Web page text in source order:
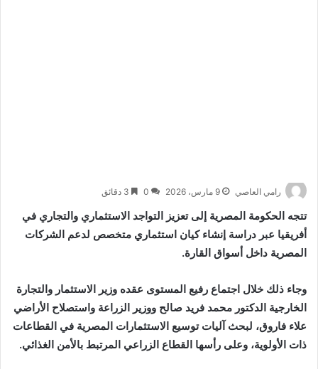
رامي العاصي 9 مارس، 2026 0
تتجه الحكومة المصرية إلى تعزيز التواجد الاستثماري والتجاري في
أفريقيا عبر دراسة إنشاء كيان استثماري متخصص لدعم الشركات
المصرية داخل أسواق القارة.
وجاء ذلك خلال اجتماع رفيع المستوى عقده وزير الاستثمار والتجارة
الخارجية الدكتور محمد فريد صالح ووزير الزراعة واستصلاح الأراضي
علاء فاروق، لبحث آليات توسيع الاستثمارات المصرية في القطاعات
ذات الأولوية، وعلى رأسها القطاع الزراعي المرتبط بالأمن الغذائي.